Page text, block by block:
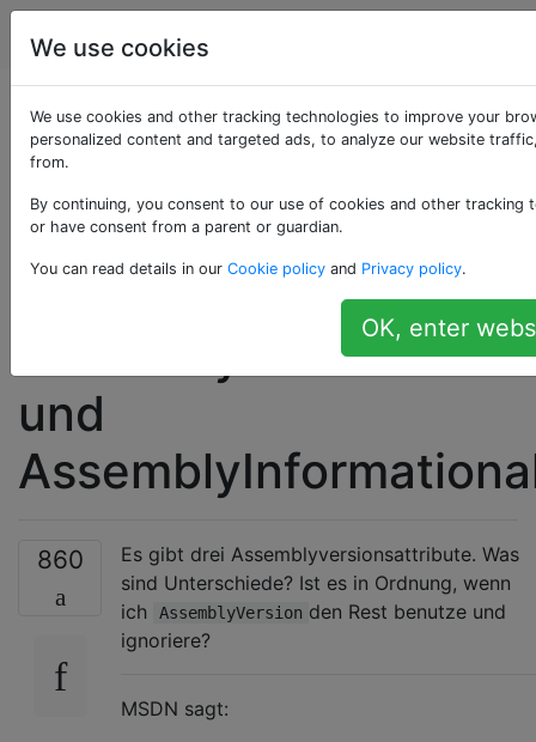
Programmierung
Was sind die
Unterschiede
zwischen
AssemblyVersion,
AssemblyFileVersion
und
860
Es gibt drei Assemblyversionsattribute. Was
sind Unterschiede? Ist es in Ordnung, wenn
ich
AssemblyVersion den Rest benutze und
ignoriere?
MSDN sagt:
We use cookies
We use cookies and other tracking technologies to improve your
personalized content and targeted ads, to analyze our website
from.
By continuing, you consent to our use of cookies and other tracking
or have consent from a parent or guardian.
You can read details in our Cookie policy and Privacy policy.
OK, enter